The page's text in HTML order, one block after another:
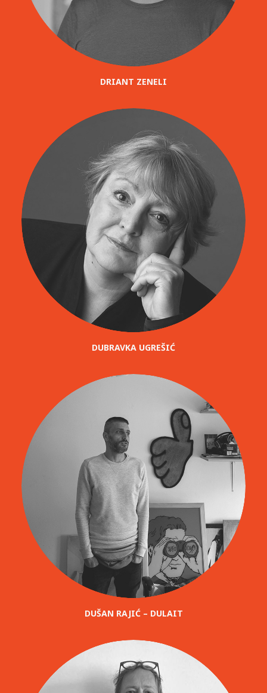
DRIANT ZENELI
DUBRAVKA UGREŠIĆ
DUŠAN RAJIĆ – DULAIT